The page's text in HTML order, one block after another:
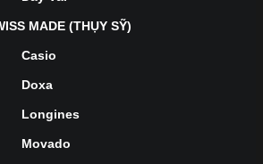
MADE (THỤY SỸ)
Casio
Doxa
Longines
Movado